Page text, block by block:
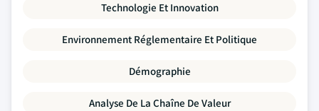
Technologie Et Innovation
Environnement Réglementaire Et Politique
Démographie
Analyse De La Chaîne De Valeur